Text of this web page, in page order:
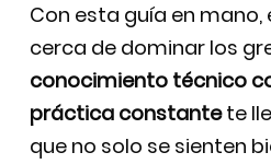
Con esta guía en
cerca de dominar los
conocimiento técnico
práctica constantete
que no solo se sienten